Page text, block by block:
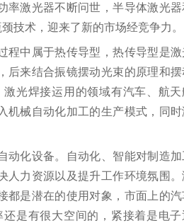
率激光器不断问世，半导体激光器
技术，迎来了新的市场经竞争力。
程中属于热传导型，热传导型是激
后来结合振镜摆动光束的原理和摆
光焊接运用的领域有汽车、航天
机械自动化加工的生产模式，同时
动化设备。自动化、智能对制造加
人力资源以及提升工作环境氛围。
都是潜在的使用对象，市面上的汽
是有很大空间的，紧接着是电子